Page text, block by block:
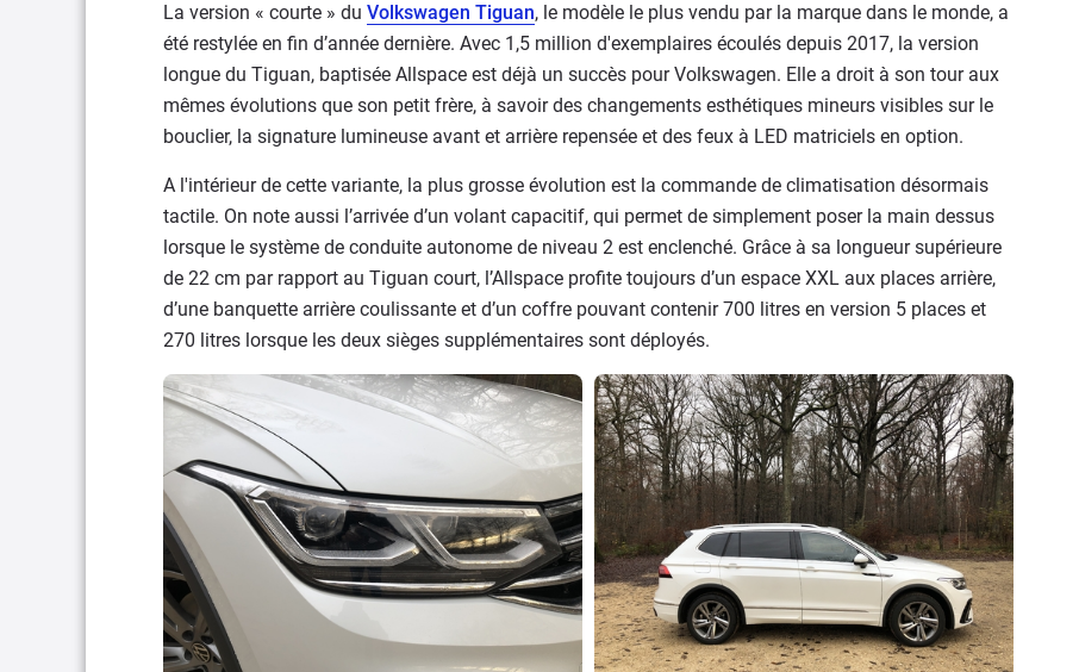
La version « courte » du Volkswagen Tiguan, le modèle le plus vendu par la marque dans le monde, a
été restylée en fin d’année dernière. Avec 1,5 million d'exemplaires écoulés depuis 2017, la version
longue du Tiguan, baptisée Allspace est déjà un succès pour Volkswagen. Elle a droit à son tour aux
mêmes évolutions que son petit frère, à savoir des changements esthétiques mineurs visibles sur le
bouclier, la signature lumineuse avant et arrière repensée et des feux à LED matriciels en option.
A l'intérieur de cette variante, la plus grosse évolution est la commande de climatisation désormais
tactile. On note aussi l’arrivée d’un volant capacitif, qui permet de simplement poser la main dessus
lorsque le système de conduite autonome de niveau 2 est enclenché. Grâce à sa longueur supérieure
de 22 cm par rapport au Tiguan court, l’Allspace profite toujours d’un espace XXL aux places arrière,
d’une banquette arrière coulissante et d’un coffre pouvant contenir 700 litres en version 5 places et
270 litres lorsque les deux sièges supplémentaires sont déployés.